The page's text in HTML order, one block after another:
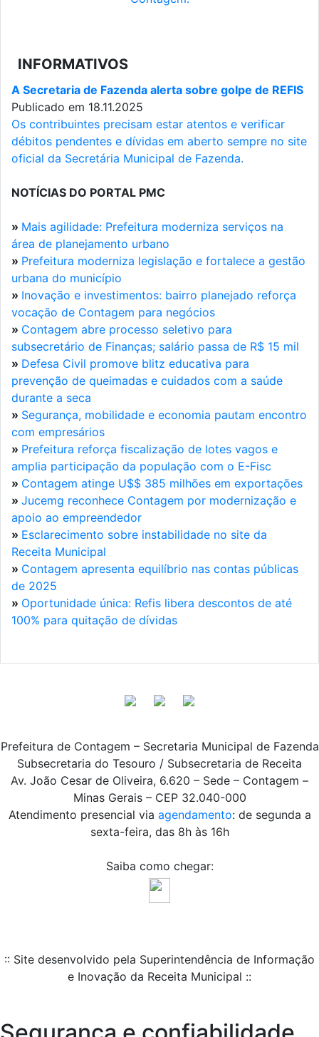
INFORMATIVOS
A Secretaria de Fazenda alerta sobre golpe de REFIS
Publicado em 18.11.2025
Os contribuintes precisam estar atentos e verificar
débitos pendentes e dívidas em aberto sempre no site
oficial da Secretária Municipal de Fazenda.
NOTÍCIAS DO PORTAL PMC
» Mais agilidade: Prefeitura moderniza serviços na
área de planejamento urbano
» Prefeitura moderniza legislação e fortalece a gestão
urbana do município
» Inovação e investimentos: bairro planejado reforça
vocação de Contagem para negócios
» Contagem abre processo seletivo para
subsecretário de Finanças; salário passa de R$ 15 mil
» Defesa Civil promove blitz educativa para
prevenção de queimadas e cuidados com a saúde
durante a seca
» Segurança, mobilidade e economia pautam encontro
com empresários
» Prefeitura reforça fiscalização de lotes vagos e
amplia participação da população com o E-Fisc
» Contagem atinge U$$ 385 milhões em exportações
» Jucemg reconhece Contagem por modernização e
apoio ao empreendedor
» Esclarecimento sobre instabilidade no site da
Receita Municipal
» Contagem apresenta equilíbrio nas contas públicas
de 2025
» Oportunidade única: Refis libera descontos de até
100% para quitação de dívidas
Prefeitura de Contagem – Secretaria Municipal de Fazenda
Subsecretaria do Tesouro / Subsecretaria de Receita
Av. João Cesar de Oliveira, 6.620 – Sede – Contagem –
Minas Gerais – CEP 32.040-000
Atendimento presencial via agendamento: de segunda a
sexta-feira, das 8h às 16h
Saiba como chegar:
:: Site desenvolvido pela Superintendência de Informação
e Inovação da Receita Municipal ::